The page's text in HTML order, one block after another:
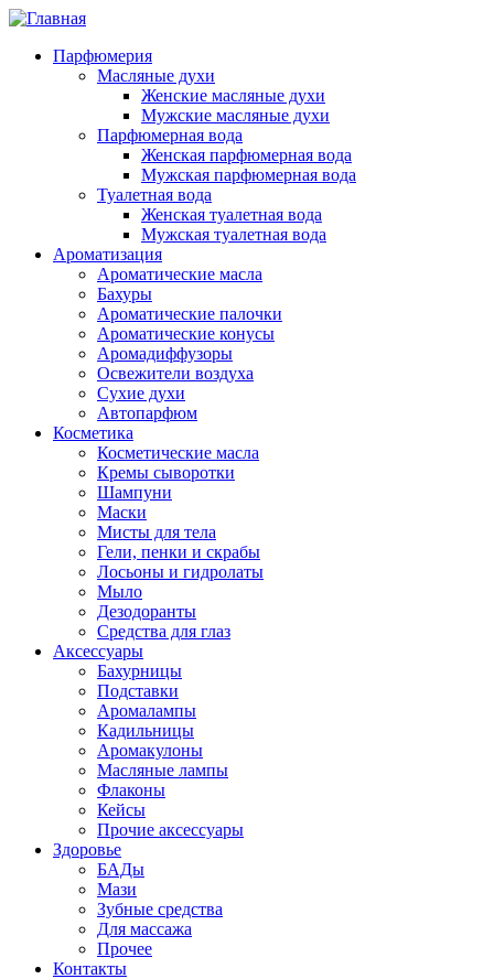
Перейти
основному
содержанию
Парфюмерия
Масляные духи
Женские масляные духи
Мужские масляные духи
Парфюмерная вода
Женская парфюмерная вода
Мужская парфюмерная вода
Туалетная вода
Женская туалетная вода
Мужская туалетная вода
Ароматизация
Ароматические масла
Бахуры
Ароматические палочки
Ароматические конусы
Аромадиффузоры
Освежители воздуха
Сухие духи
Автопарфюм
Косметика
Косметические масла
Кремы сыворотки
Шампуни
Маски
Мисты для тела
Гели, пенки и скрабы
Лосьоны и гидролаты
Мыло
Дезодоранты
Средства для глаз
Аксессуары
Бахурницы
Подставки
Аромалампы
Кадильницы
Аромакулоны
Масляные лампы
Флаконы
Кейсы
Прочие аксессуары
Здоровье
БАДы
Мази
Зубные средства
Для массажа
Прочее
Контакты